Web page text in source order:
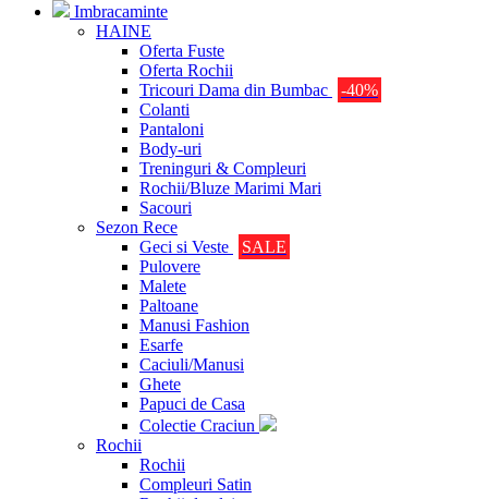
Imbracaminte
HAINE
Oferta Fuste
Oferta Rochii
Tricouri Dama din Bumbac
-40%
Colanti
Pantaloni
Body-uri
Treninguri & Compleuri
Rochii/Bluze Marimi Mari
Sacouri
Sezon Rece
Geci si Veste
SALE
Pulovere
Malete
Paltoane
Manusi Fashion
Esarfe
Caciuli/Manusi
Ghete
Papuci de Casa
Colectie Craciun
Rochii
Rochii
Compleuri Satin